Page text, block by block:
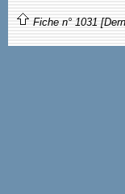
Fiche n° 1031